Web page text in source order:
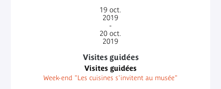
19 oct.
2019
-
20 oct.
2019
Visites guidées
Visites guidées
Week-end "Les cuisines s'invitent au musée"